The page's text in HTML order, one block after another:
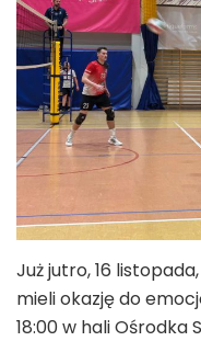
Już jutro, 16
mieli okazję do
18:00 w hali Ośrodka